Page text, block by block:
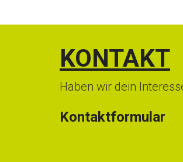
KONTAKT
Haben wir dein
Kontaktformular